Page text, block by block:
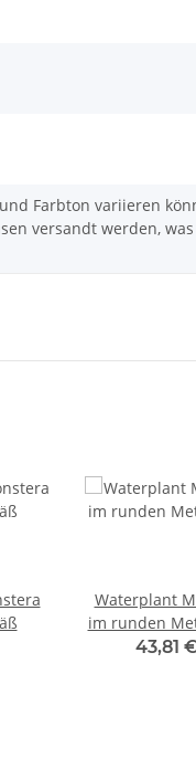
Farbton variieren
versandt werden,
Waterplant
im runden
43,81